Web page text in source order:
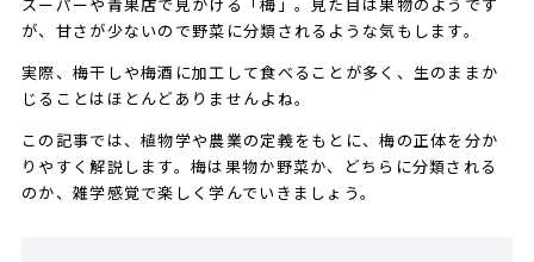
が、甘さが少ないので野菜に分類されるような気もします。
実際、梅干しや梅酒に加工して食べることが多く、生のままか
じることはほとんどありませんよね。
この記事では、植物学や農業の定義をもとに、梅の正体を分か
りやすく解説します。梅は果物か野菜か、どちらに分類される
のか、雑学感覚で楽しく学んでいきましょう。